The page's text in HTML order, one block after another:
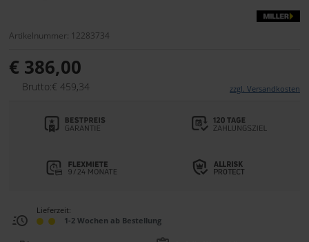
Artikelnummer: 12283734
€ 386,00
Brutto:€ 459,34 zzgl. Versandkosten
Lieferzeit:
1-2 Wochen ab Bestellung